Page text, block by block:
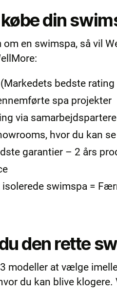
din
om en swimspa, så vil
(Markedets bedste rating
spa projekter
via samarbejdspartere
hvor du kan
garantier – 2 års
swimspa =
den rette
modeller at vælge
du kan blive